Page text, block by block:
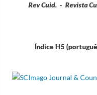
Rev Cuid. - Revista
Índice H5